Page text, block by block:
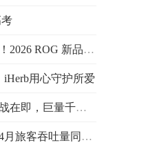
品装备齐发，点燃羊城电竞狂欢夜
iHerb用心守护所爱
618攻略出炉，商家爆单有新解
吞吐量同比增长4.77%